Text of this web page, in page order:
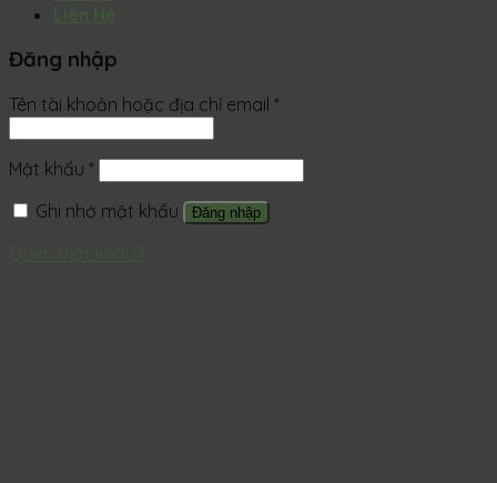
Đăng nhập
Tên tài khoản hoặc địa chỉ email *
Mật khẩu *
Ghi nhớ mật khẩu
Đăng nhập
Quên mật khẩu?